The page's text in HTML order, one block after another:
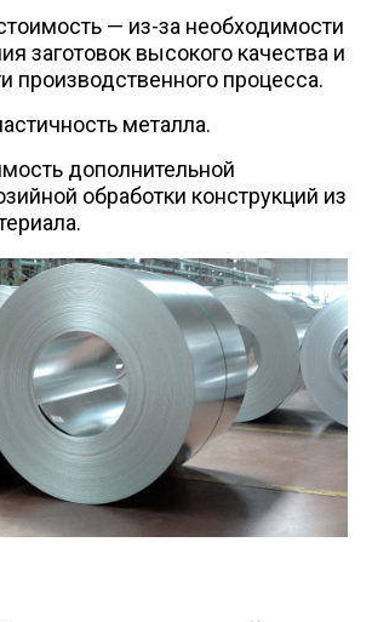
— из-за необходимости
заготовок высокого качества и
производственного процесса.
металла.
дополнительной
обработки конструкций из